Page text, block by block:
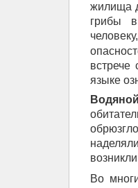
жилища
грибы
языке
Водяной
Во